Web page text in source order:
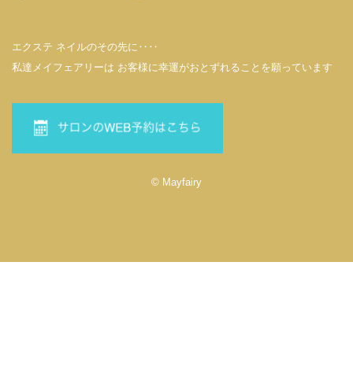
エクステ ネイルのその先に‥‥
私達メイフェアリーは お客様に幸運がおとずれることを願っています
© Mayfairy